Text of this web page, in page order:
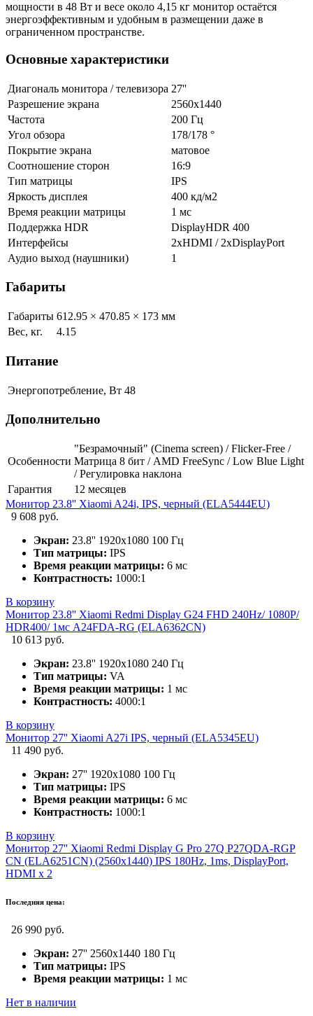
мощности в 48 Вт и весе около 4,15 кг монитор остаётся
энергоэффективным и удобным в размещении даже в
ограниченном пространстве.
Основные характеристики
Диагональ монитора / телевизора 27''
Разрешение экрана
2560x1440
Частота
200 Гц
Угол обзора
178/178 °
Покрытие экрана
матовое
Соотношение сторон
16:9
Тип матрицы
IPS
Яркость дисплея
400 кд/м2
Время реакции матрицы
1 мс
Поддержка HDR
DisplayHDR 400
Интерфейсы
2xHDMI / 2хDisplayPort
Аудио выход (наушники)
1
Габариты
Габариты 612.95 × 470.85 × 173 мм
Вес, кг.
4.15
Питание
Энергопотребление, Вт 48
Дополнительно
Особенности
"Безрамочный" (Сinema screen) / Flicker-Free /
Матрица 8 бит / AMD FreeSync / Low Blue Light
/ Регулировка наклона
Гарантия
12 месяцев
Монитор 23.8'' Xiaomi A24i, IPS, черный (ELA5444EU)
9 608 руб.
Экран: 23.8'' 1920х1080 100 Гц
Тип матрицы: IPS
Время реакции матрицы: 6 мс
Контрастность: 1000:1
В корзину
Монитор 23.8'' Xiaomi Redmi Display G24 FHD 240Hz/ 1080P/
HDR400/ 1мс A24FDA-RG (ELA6362CN)
10 613 руб.
Экран: 23.8'' 1920х1080 240 Гц
Тип матрицы: VA
Время реакции матрицы: 1 мс
Контрастность: 4000:1
В корзину
Монитор 27'' Xiaomi A27i IPS, черный (ELA5345EU)
11 490 руб.
Экран: 27'' 1920х1080 100 Гц
Тип матрицы: IPS
Время реакции матрицы: 6 мс
Контрастность: 1000:1
В корзину
Монитор 27'' Xiaomi Redmi Display G Pro 27Q P27QDA-RGP
CN (ELA6251CN) (2560x1440) IPS 180Hz, 1ms, DisplayPort,
HDMI x 2
Последняя цена:
26 990 руб.
Экран: 27'' 2560x1440 180 Гц
Тип матрицы: IPS
Время реакции матрицы: 1 мс
Нет в наличии